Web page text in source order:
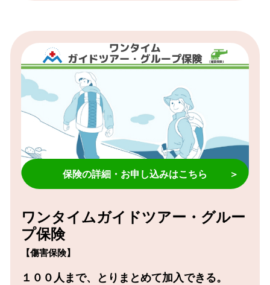
保険の詳細・お申し込みはこちら ＞
ワンタイムガイドツアー・グルー
プ保険
【傷害保険】
１００人まで、とりまとめて加入できる。